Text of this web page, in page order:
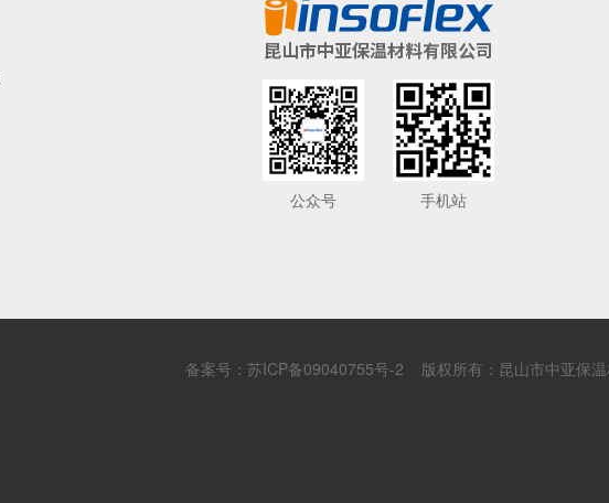
公众号 手机站
备案号： 苏ICP备09040755号-2 版权所有：昆山市中亚保温